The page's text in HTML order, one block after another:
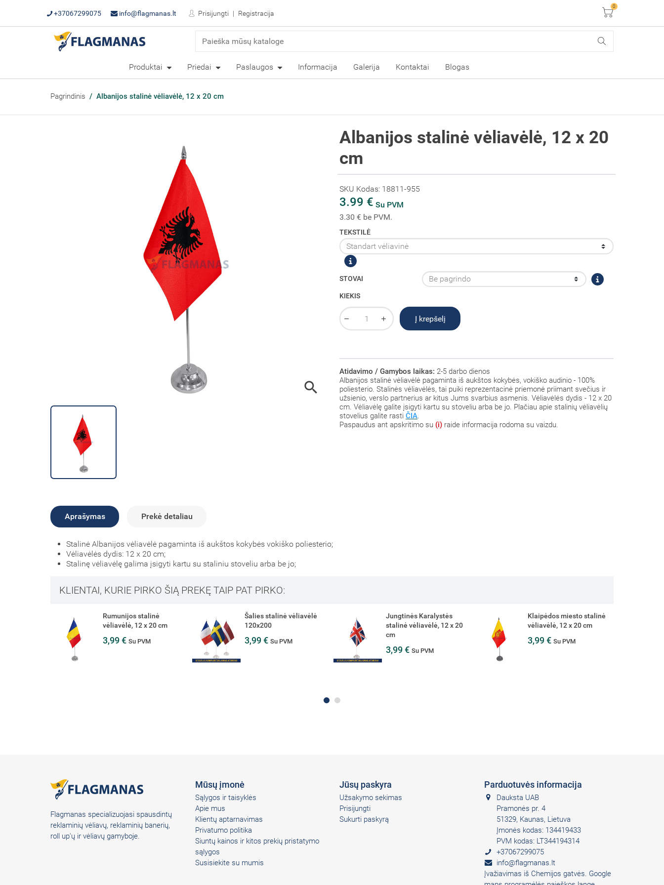
+37067299075 info@flagmanas.lt Prisijungti Registracija Krepšelis
0
Produktai Priedai Paslaugos Informacija Galerija Kontaktai Blogas
Pagrindinis Albanijos stalinė vėliavėlė, 12 x 20 cm

Albanijos stalinė vėliavėlė, 12 x 20
cm
SKU Kodas: 18811-955
3.99 € Su PVM
3.30 € be PVM.
TEKSTILĖ
STOVAI
KIEKIS
Į krepšelį
Atidavimo / Gamybos laikas: 2-5 darbo dienos
Albanijos stalinė vėliavėlė pagaminta iš aukštos kokybės, vokiško audinio - 100%
poliesterio. Stalinės vėliavėlės, tai puiki reprezentacinė priemonė priimant svečius ir
užsienio, verslo partnerius ar kitus Jums svarbius asmenis. Vėliavėlės dydis - 12 x 20
cm. Vėliavėlę galite įsigyti kartu su stoveliu arba be jo. Plačiau apie stalinių vėliavėlių
stovelius galite rasti ČIA.
Paspaudus ant apskritimo su (i) raide informacija rodoma su vaizdu.
Aprašymas Prekė detaliau
Stalinė Albanijos vėliavėlė pagaminta iš aukštos kokybės vokiško poliesterio;
Vėliavėlės dydis: 12 x 20 cm;
Stalinę vėliavėlę galima įsigyti kartu su staliniu stoveliu arba be jo;
KLIENTAI, KURIE PIRKO ŠIĄ PREKĘ TAIP PAT PIRKO:
Šalies stalinė vėliavėlė
120x200
3,99 € Su PVM
Jungtinės Karalystės
stalinė vėliavėlė, 12 x 20
Klaipėdos miesto stalinė
vėliavėlė, 12 x 20 cm
Ukrainos stalinė vėliavėlė,
12 x 20 cm
3,99 € Su PVM
Flagmanas specializuojasi spausdintų
reklaminių vėliavų, reklaminių banerių,
roll up'ų ir vėliavų gamyboje.
Mūsų įmonė
Sąlygos ir taisyklės
Apie mus
Klientų aptarnavimas
Privatumo politika
Siuntų kainos ir kitos prekių pristatymo
sąlygos
Susisiekite su mumis
Jūsų paskyra
Užsakymo sekimas
Prisijungti
Sukurti paskyrą
Parduotuvės informacija
Dauksta UAB
Pramonės pr. 4
51329, Kaunas, Lietuva
Įmonės kodas: 134419433
PVM kodas: LT344194314
+37067299075
info@flagmanas.lt
Įvažiavimas iš Chemijos gatvės. Google